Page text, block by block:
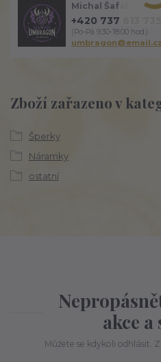
Zboží zařazeno v
Šperky
Náramky
ostatní
Michal Šafář
+420 737 613 735
(Po-Pá 9:30-18:00 hod.)
umbragon@email.cz
akce a
Můžete se kdykoli odhlásit.